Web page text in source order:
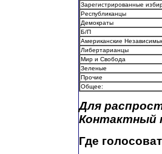
Зарегистрированные
Республиканцы
Демократы
Б/П
Американские
Либертарианцы
Мир и Свобода
Зеленые
Прочие
Общее:
Для
Контактный
Где